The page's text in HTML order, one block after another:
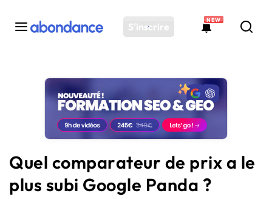
S'inscrire
NEW
Toutes les actus
Actus SEO
Plateforme
Solutions
Ressources
Audit SEO
Quel comparateur de prix a le
plus subi Google Panda ?